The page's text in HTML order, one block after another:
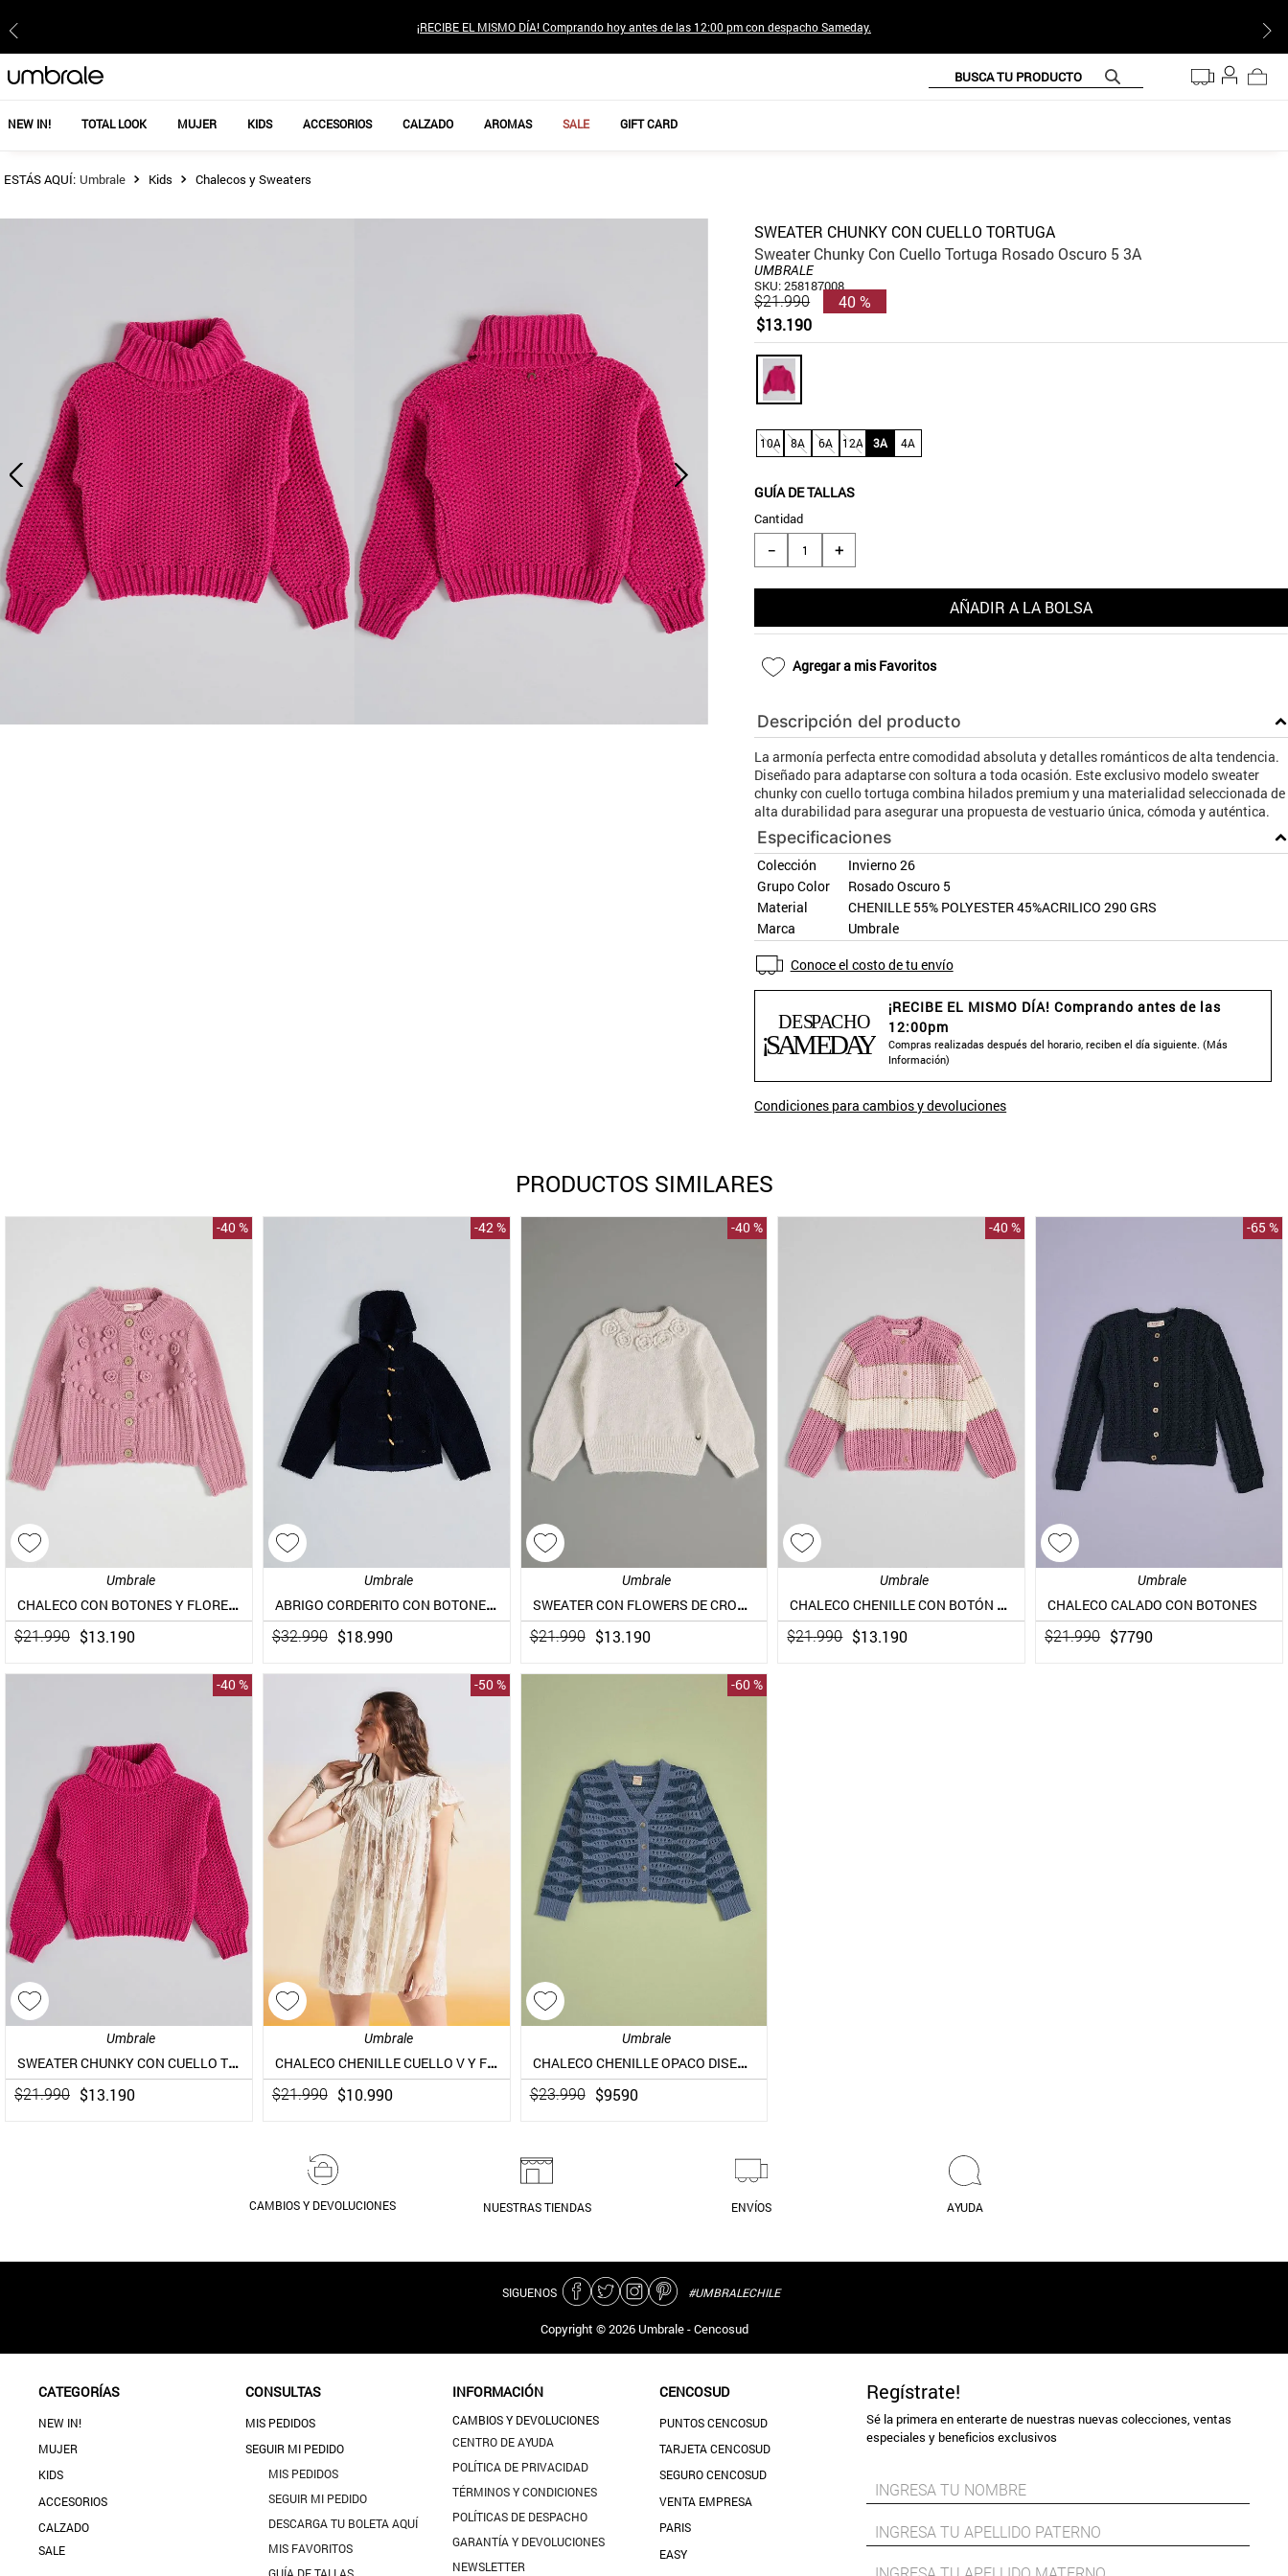
¡RECIBE EL MISMO DÍA! Comprando hoy antes de las 12:00 pm con despacho Sameday.
BUSCA TU PRODUCTO
NEW IN! TOTAL LOOK MUJER KIDS ACCESORIOS CALZADO AROMAS SALE GIFT CARD
Kids Chalecos y Sweaters
SWEATER CHUNKY CON CUELLO TORTUGA
Sweater Chunky Con Cuello Tortuga Rosado Oscuro 5 3A
UMBRALE
SKU:258187008
$21.990
$13.190
40 %
10A 8A 6A 12A 3A 4A
GUÍA DE TALLAS
Cantidad
＋
－
AÑADIR A LA BOLSA
Agregar a mis Favoritos
Descripción del producto
La armonía perfecta entre comodidad absoluta y detalles románticos de alta tendencia.
Diseñado para adaptarse con soltura a toda ocasión. Este exclusivo modelo sweater
chunky con cuello tortuga combina hilados premium y una materialidad seleccionada de
alta durabilidad para asegurar una propuesta de vestuario única, cómoda y auténtica.
Especificaciones
Colección
Invierno 26
Grupo Color
Rosado Oscuro 5
Material
CHENILLE 55% POLYESTER 45%ACRILICO 290 GRS
Marca
Umbrale
Conoce el costo de tu envío
¡RECIBE EL MISMO DÍA! Comprando antes de las
12:00pm
Compras realizadas después del horario, reciben el día siguiente. (Más
Información)
Condiciones para cambios y devoluciones
PRODUCTOS SIMILARES
-40 %
Umbrale
CHALECO CON BOTONES Y FLORES CROCHET
$21.990 $13.190
-42 %
Umbrale
ABRIGO CORDERITO CON BOTONES DE MONTGOMEY
$32.990 $18.990
-40 %
Umbrale
SWEATER CON FLOWERS DE CROCHET EN EL CUELLO
$21.990 $13.190
-40 %
Umbrale
CHALECO CHENILLE CON BOTÓN DE MADERA Y BRILLO
$21.990 $13.190
-65 %
Umbrale
CHALECO CALADO CON BOTONES
$21.990 $7790
-40 %
Umbrale
SWEATER CHUNKY CON CUELLO TORTUGA
$21.990 $13.190
-50 %
Umbrale
CHALECO CHENILLE CUELLO V Y FLORES BORDADAS
$21.990 $10.990
-60 %
Umbrale
CHALECO CHENILLE OPACO DISEÑO ONDAS FULL COLOR
$23.990 $9590
CAMBIOS Y DEVOLUCIONES NUESTRAS TIENDAS ENVÍOS AYUDA
SIGUENOS #UMBRALECHILE
Copyright © 2026 Umbrale - Cencosud
CATEGORÍAS
NEW IN!
MUJER
KIDS
ACCESORIOS
CALZADO
SALE
CONSULTAS
MIS PEDIDOS
SEGUIR MI PEDIDO
MIS PEDIDOS
SEGUIR MI PEDIDO
DESCARGA TU BOLETA AQUÍ
MIS FAVORITOS
INFORMACIÓN
CAMBIOS Y DEVOLUCIONES
CENTRO DE AYUDA
POLÍTICA DE PRIVACIDAD
TÉRMINOS Y CONDICIONES
POLÍTICAS DE DESPACHO
GARANTÍA Y DEVOLUCIONES
NEWSLETTER
CENCOSUD
PUNTOS CENCOSUD
TARJETA CENCOSUD
SEGURO CENCOSUD
VENTA EMPRESA
PARIS
EASY
Regístrate!
Sé la primera en enterarte de nuestras nuevas colecciones, ventas
especiales y beneficios exclusivos
7.
cafe
8.
collar
9.
blanco
10. aros